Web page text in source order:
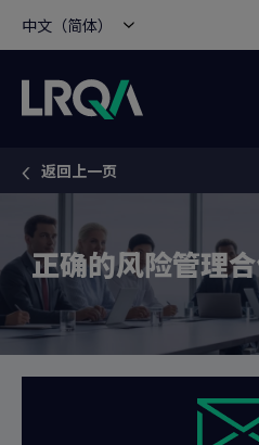
中文（简体）
You are here:
返回上一页
正确的风险管理